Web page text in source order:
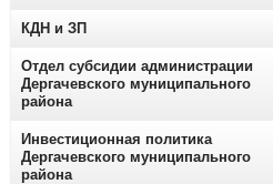
КДН и ЗП
Отдел субсидии администрации
Дергачевского муниципального
района
Инвестиционная политика
Дергачевского муниципального
района